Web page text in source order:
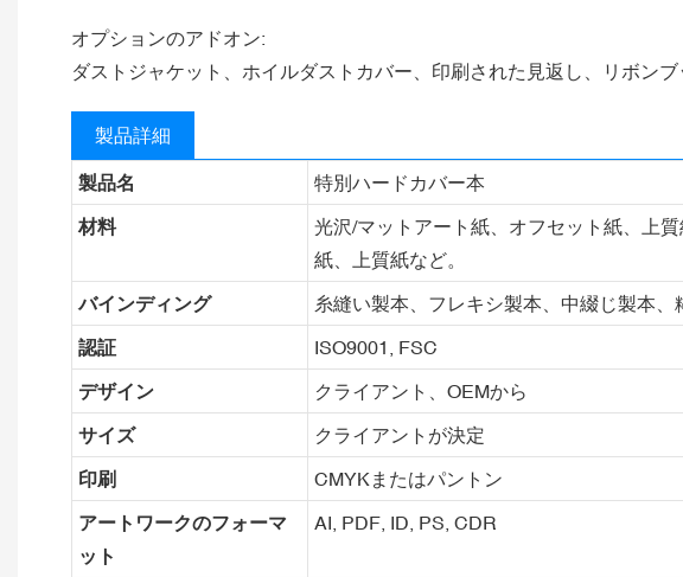
オプションのアドオン:
ダストジャケット、ホイルダストカバー、印刷された見返し、リボン
製品詳細
製品名 特別ハードカバー本
材料
光沢/マットアート紙、オフセット紙、上
紙、上質紙など。
バインディング 糸縫い製本、フレキシ製本、中綴じ製本
認証 ISO9001, FSC
デザイン クライアント、OEMから
サイズ クライアントが決定
印刷 CMYKまたはパントン
アートワークのフォーマ
ット
AI, PDF, ID, PS, CDR